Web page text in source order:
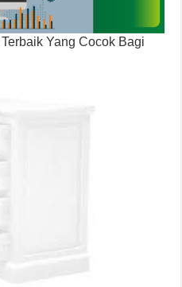
Yang Cocok Bagi